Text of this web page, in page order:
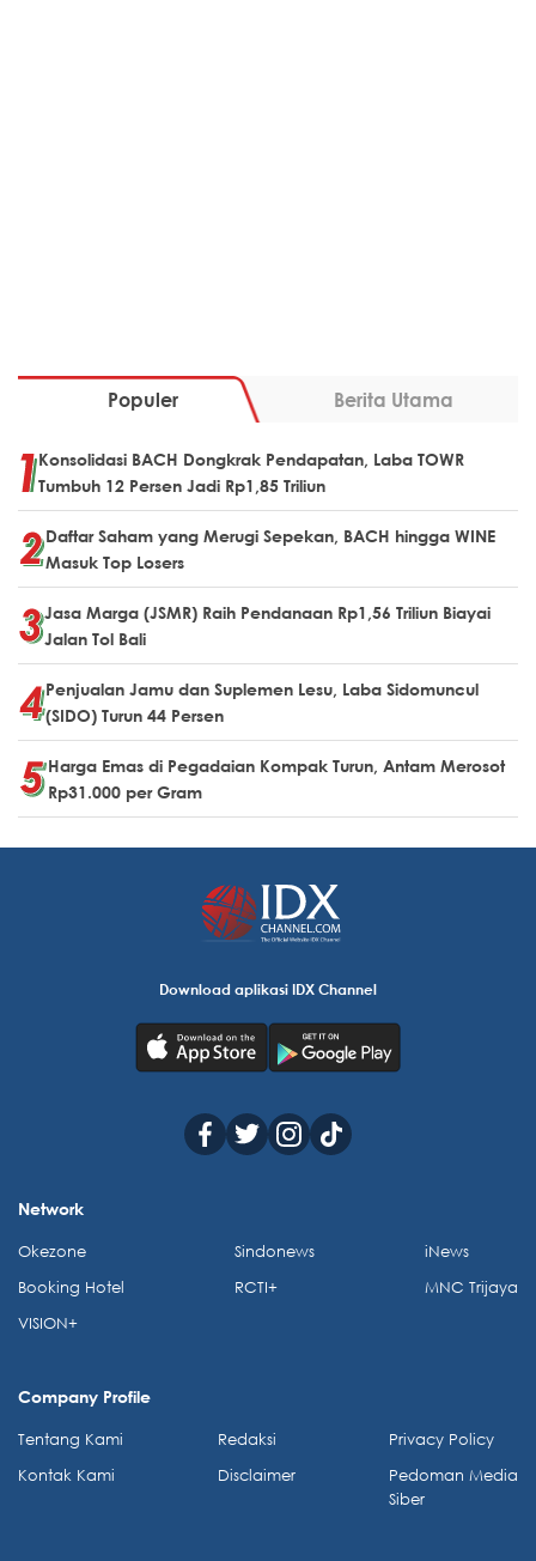
Populer Berita Utama
Konsolidasi BACH Dongkrak Pendapatan, Laba TOWR
Tumbuh 12 Persen Jadi Rp1,85 Triliun
Daftar Saham yang Merugi Sepekan, BACH hingga WINE
Masuk Top Losers
Jasa Marga (JSMR) Raih Pendanaan Rp1,56 Triliun Biayai
Jalan Tol Bali
Penjualan Jamu dan Suplemen Lesu, Laba Sidomuncul
(SIDO) Turun 44 Persen
Harga Emas di Pegadaian Kompak Turun, Antam Merosot
Rp31.000 per Gram
Download aplikasi IDX Channel
Network
Okezone
Booking Hotel
VISION+
Sindonews
RCTI+
iNews
MNC Trijaya
Company Profile
Tentang Kami
Kontak Kami
Redaksi
Disclaimer
Privacy Policy
Pedoman Media
Siber